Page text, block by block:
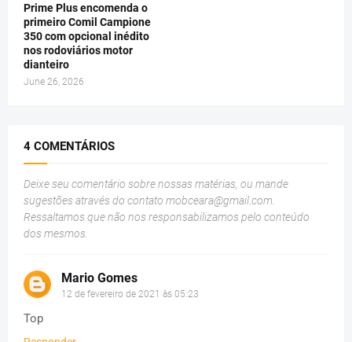
Prime Plus encomenda o
primeiro Comil Campione
350 com opcional inédito
nos rodoviários motor
dianteiro
June 26, 2026
4 COMENTÁRIOS
Deixe seu comentário sobre nossas matérias, ou mande
sugestões através do contato mobceara@gmail.com
Ressaltamos que não nos responsabilizamos pelo conteúdo
dos mesmos.
Mario Gomes
12 de fevereiro de 2021 às 05:23
Top